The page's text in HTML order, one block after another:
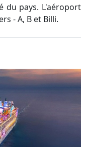
du pays. L'aéroport
- A, B et Billi.